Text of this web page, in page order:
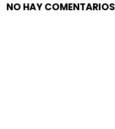
NO HAY COMENTARIOS